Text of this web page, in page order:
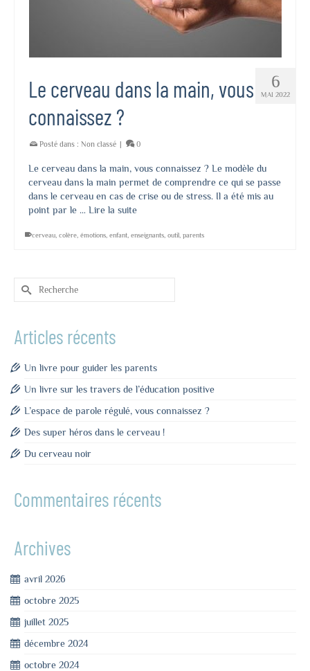
6
MAI 2022
Le cerveau dans la main, vous
connaissez ?
Posté dans : Non classé | 0
Le cerveau dans la main, vous connaissez ? Le modèle du
cerveau dans la main permet de comprendre ce qui se passe
dans le cerveau en cas de crise ou de stress. Il a été mis au
point par le … Lire la suite
cerveau colère émotions enfant enseignants outil parents
Rechercher :
Articles récents
Un livre pour guider les parents
Un livre sur les travers de l’éducation positive
L’espace de parole régulé, vous connaissez ?
Des super héros dans le cerveau !
Du cerveau noir
Commentaires récents
Archives
avril 2026
octobre 2025
juillet 2025
décembre 2024
octobre 2024